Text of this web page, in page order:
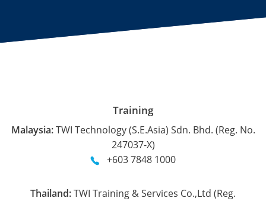
Training
Malaysia:TWI Technology (S.E.Asia) Sdn. Bhd. (Reg. No.
247037-X)
+603 7848 1000
Thailand:TWI Training & Services Co.,Ltd (Reg.